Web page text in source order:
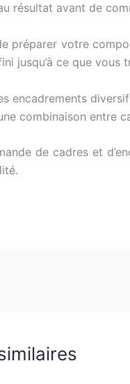
résultat avant de
préparer votre
jusqu’à ce que
encadrements
combinaison entre
de cadres et